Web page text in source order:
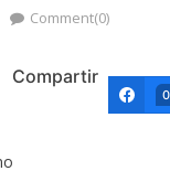
Comment(0)
Compartir
0